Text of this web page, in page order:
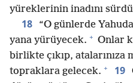
yüreklerinin inadını
18
“O günlerde
yana yürüyecek. + Onlar
birlikte çıkıp,
topraklara gelecek. + 19